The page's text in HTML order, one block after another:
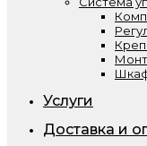
Услуги
Доставка и